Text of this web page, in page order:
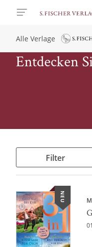
Alle Verlage
Entdecken
Filter
NEU